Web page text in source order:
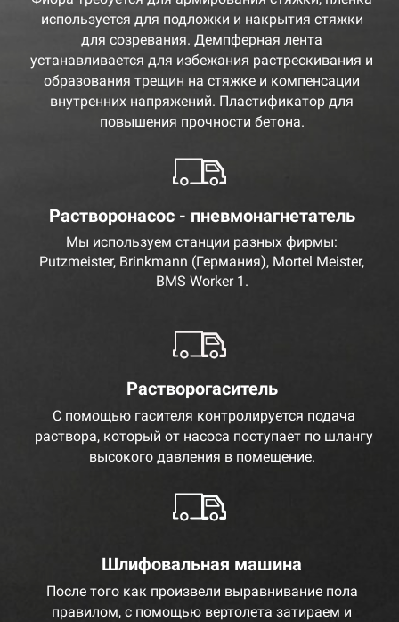
используется для подложки и накрытия стяжки
для созревания. Демпферная лента
устанавливается для избежания растрескивания и
образования трещин на стяжке и компенсации
внутренних напряжений. Пластификатор для
повышения прочности бетона.
Растворонасос - пневмонагнетатель
Мы используем станции разных фирмы:
Putzmeister, Brinkmann (Германия), Mortel Meister,
BMS Worker 1.
Растворогаситель
С помощью гасителя контролируется подача
раствора, который от насоса поступает по шлангу
высокого давления в помещение.
Шлифовальная машина
После того как произвели выравнивание пола
правилом, с помощью вертолета затираем и